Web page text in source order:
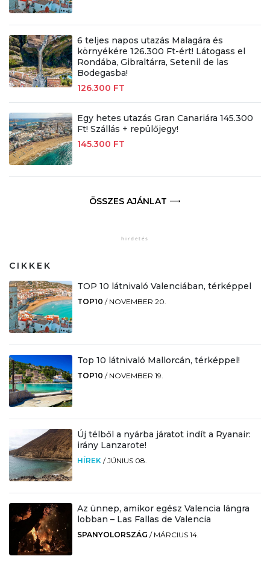
6 teljes napos utazás Malagára és
környékére 126.300 Ft-ért! Látogass el
Rondába, Gibraltárra, Setenil de las
Bodegasba!
126.300 FT
Egy hetes utazás Gran Canariára 145.300
Ft! Szállás + repülőjegy!
145.300 FT
ÖSSZES AJÁNLAT
CIKKEK
TOP 10 látnivaló Valenciában, térképpel
TOP10 / NOVEMBER 20.
Top 10 látnivaló Mallorcán, térképpel!
TOP10 / NOVEMBER 19.
Új télből a nyárba járatot indít a Ryanair:
irány Lanzarote!
HÍREK /JÚNIUS 08.
Az ünnep, amikor egész Valencia lángra
lobban – Las Fallas de Valencia
SPANYOLORSZÁG / MÁRCIUS 14.